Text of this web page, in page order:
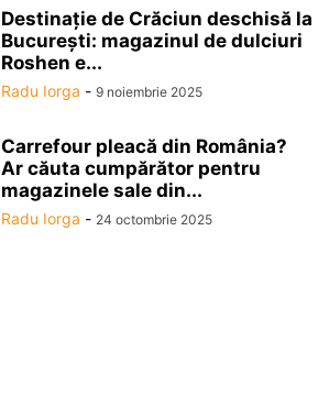
Destinaţie de Crăciun deschisă la
Bucureşti: magazinul de dulciuri
Roshen e...
Radu Iorga - 9 noiembrie 2025
Carrefour pleacă din România?
Ar căuta cumpărător pentru
magazinele sale din...
Radu Iorga - 24 octombrie 2025